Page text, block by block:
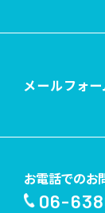
メールフォ
お電話でのお
06-